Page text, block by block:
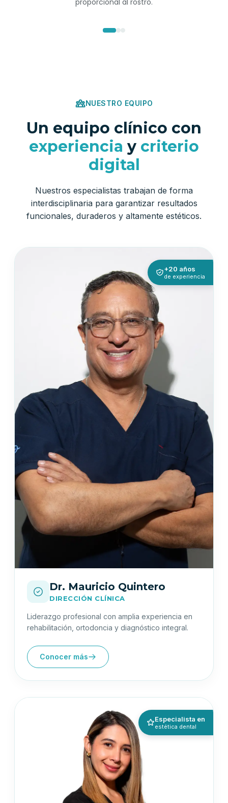
NUESTRO EQUIPO
Un equipo clínico con
experiencia y criterio
digital
Nuestros especialistas trabajan de forma
interdisciplinaria para garantizar resultados
funcionales, duraderos y altamente estéticos.
+20 años
de experiencia
Dr. Mauricio Quintero
DIRECCIÓN CLÍNICA
Liderazgo profesional con amplia experiencia en
rehabilitación, ortodoncia y diagnóstico integral.
Conocer más
Especialista en
estética dental